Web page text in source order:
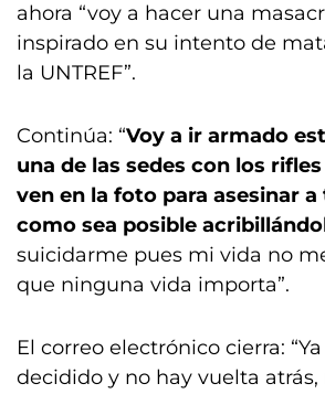
ahora “voy a hacer una
inspirado en su intento de
la UNTREF”.
Continúa: “Voy a ir armado
una de las sedes con los
ven en la foto para asesinar
como sea posible
suicidarme pues mi vida no
que ninguna vida importa”.
El correo electrónico cierra:
decidido y no hay vuelta